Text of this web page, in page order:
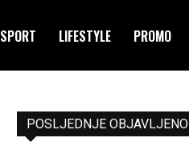
SPORT LIFESTYLE PROMO
POSLJEDNJE OBJAVLJENO